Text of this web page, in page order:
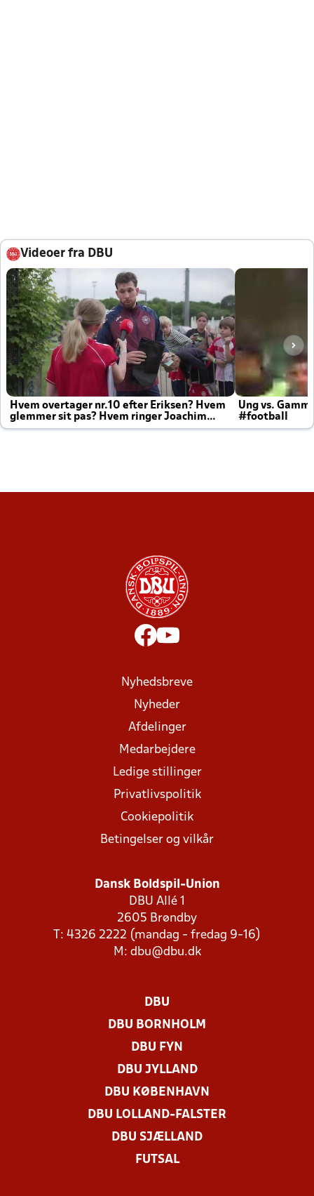
Videoer fra DBU
Hvem overtager nr.10 efter Eriksen? Hvem
glemmer sit pas? Hvem ringer Joachim
altid til efter kampe?
Ung vs.
#football
Nyhedsbreve
Nyheder
Afdelinger
Medarbejdere
Ledige stillinger
Privatlivspolitik
Cookiepolitik
Betingelser og vilkår
Dansk Boldspil-Union
DBU Allé 1
2605 Brøndby
T: 4326 2222 (mandag - fredag 9-16)
M: dbu@dbu.dk
DBU
DBU BORNHOLM
DBU FYN
DBU JYLLAND
DBU KØBENHAVN
DBU LOLLAND-FALSTER
DBU SJÆLLAND
FUTSAL